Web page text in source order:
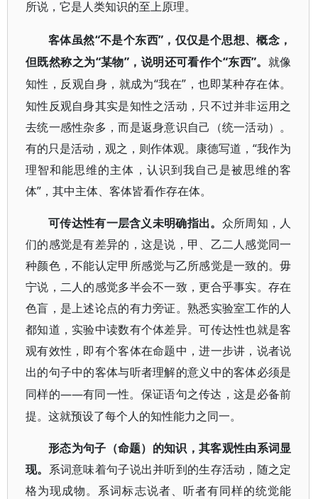
所说，它是人类知识的至上原理。
客体虽然“不是个东西”，仅仅是个思想、概念，
但既然称之为“某物”，说明还可看作个“东西”。
就像
知性，反观自身，就成为“我在”，也即某种存在体。
知性反观自身其实是知性之活动，只不过并非运用之
去统一感性杂多，而是返身意识自己（统一活动）。
有的只是活动，观之，则作体观。康德写道，“我作为
理智和能思维的主体，认识到我自己是被思维的客
体”，其中主体、客体皆看作存在体。
可传达性有一层含义未明确指出。 众所周知，人
们的感觉是有差异的，这是说，甲、乙二人感觉同一
种颜色，不能认定甲所感觉与乙所感觉是一致的。毋
宁说，二人的感觉多半会不一致，更合乎事实。存在
色盲，是上述论点的有力旁证。熟悉实验室工作的人
都知道，实验中读数有个体差异。可传达性也就是客
观有效性，即有个客体在命题中，进一步讲，说者说
出的句子中的客体与听者理解的意义中的客体必须是
同样的——有同一性。保证语句之传达，这是必备前
提。这就预设了每个人的知性能力之同一。
形态为句子（命题）的知识，其客观性由系词显
现。 系词意味着句子说出并听到的生存活动，随之定
格为现成物。系词标志说者、听者有同样的统觉能